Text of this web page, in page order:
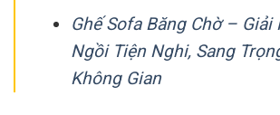
Ghế Sofa Băng Chờ – Giải
Ngồi Tiện Nghi, Sang
Không Gian